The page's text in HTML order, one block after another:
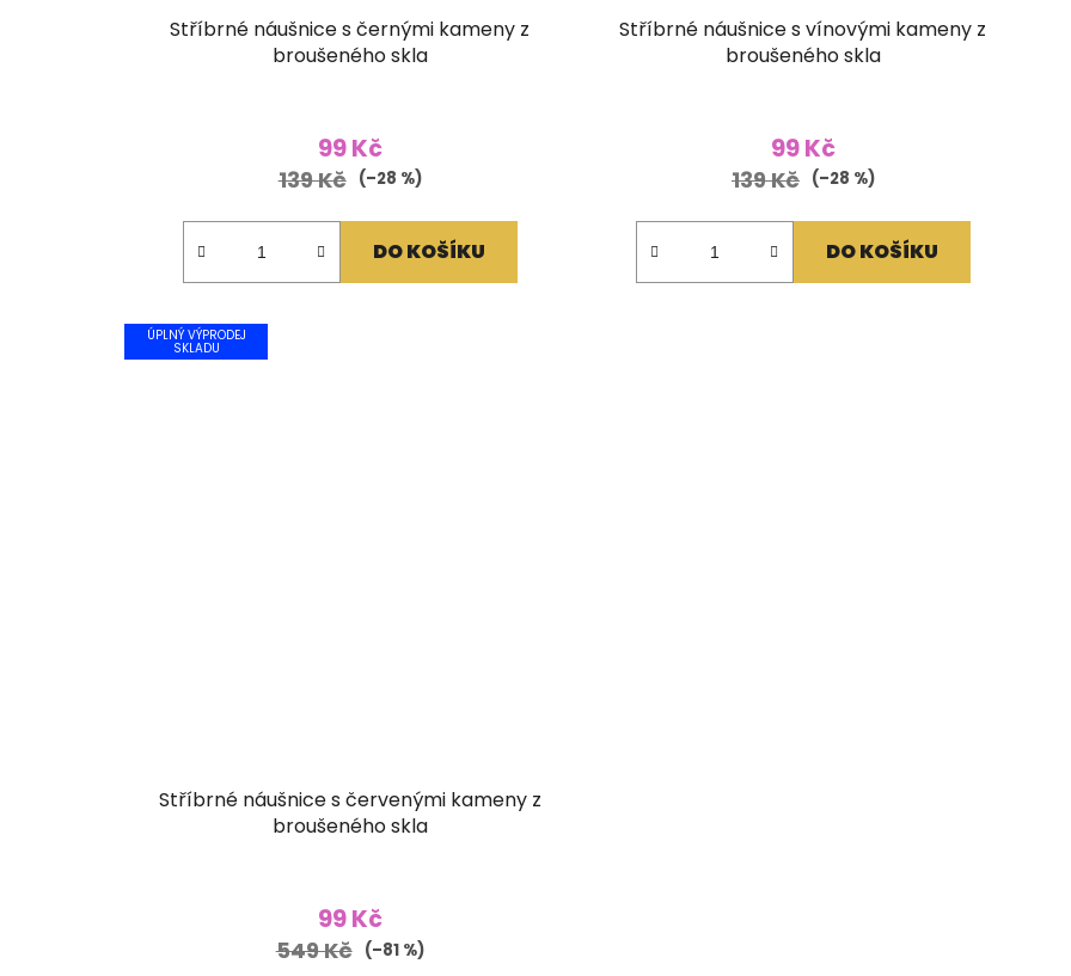
Stříbrné náušnice s černými kameny z
broušeného skla
99 Kč
139 Kč (–28 %)
DO KOŠÍKU
Stříbrné náušnice s vínovými kameny z
broušeného skla
99 Kč
139 Kč (–28 %)
DO KOŠÍKU
ÚPLNÝ VÝPRODEJ
SKLADU
Stříbrné náušnice s červenými kameny z
broušeného skla
99 Kč
549 Kč (–81 %)